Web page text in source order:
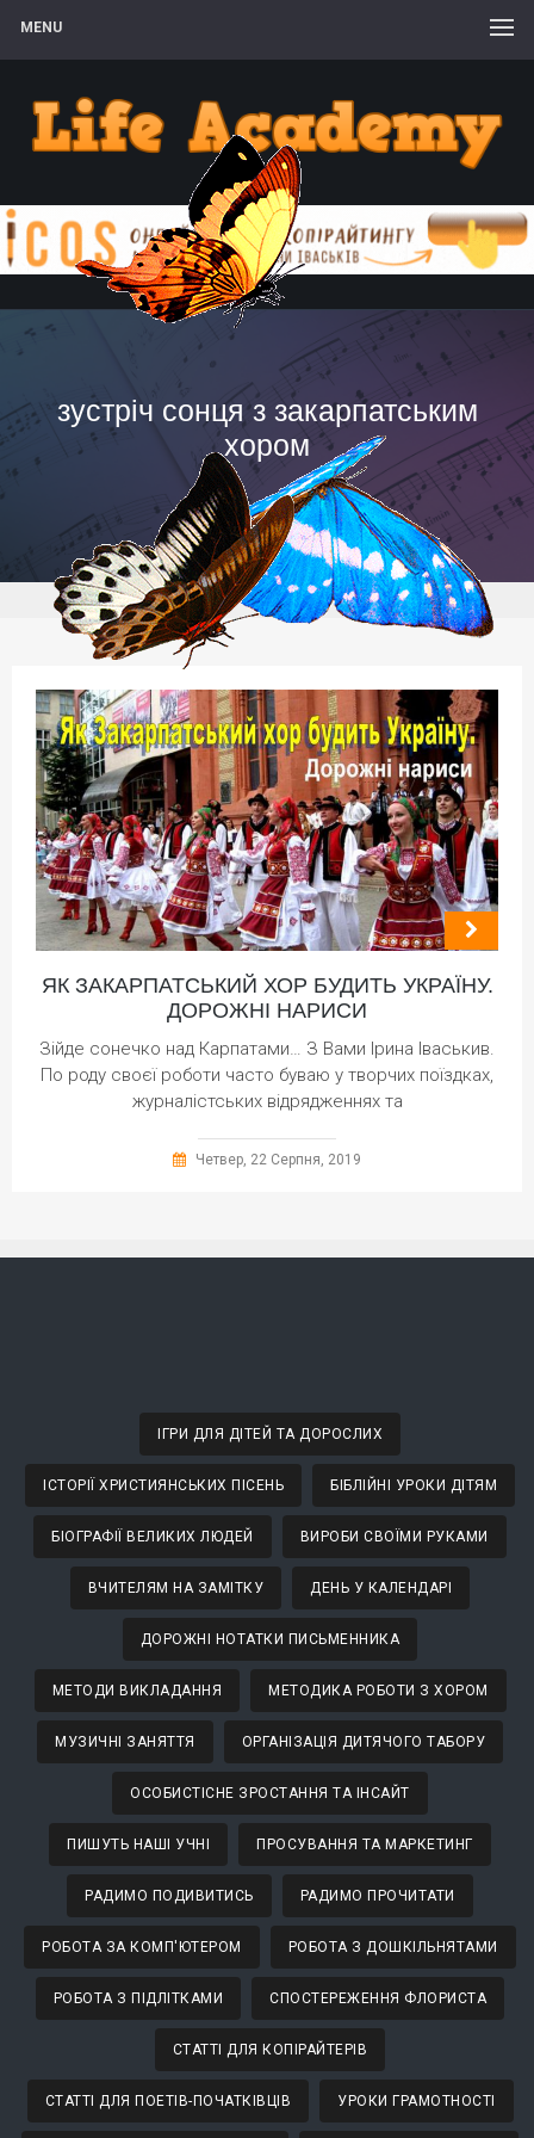
MENU
зустріч сонця з закарпатським
хором
ЯК ЗАКАРПАТСЬКИЙ ХОР БУДИТЬ УКРАЇНУ.
ДОРОЖНІ НАРИСИ
Зійде сонечко над Карпатами… З Вами Ірина Іваськив.
По роду своєї роботи часто буваю у творчих поїздках,
журналістських відрядженнях та
Четвер, 22 Серпня, 2019
ІГРИ ДЛЯ ДІТЕЙ ТА ДОРОСЛИХ
ІСТОРІЇ ХРИСТИЯНСЬКИХ ПІСЕНЬ БІБЛІЙНІ УРОКИ ДІТЯМ
БІОГРАФІЇ ВЕЛИКИХ ЛЮДЕЙ ВИРОБИ СВОЇМИ РУКАМИ
ВЧИТЕЛЯМ НА ЗАМІТКУ ДЕНЬ У КАЛЕНДАРІ
ДОРОЖНІ НОТАТКИ ПИСЬМЕННИКА
МЕТОДИ ВИКЛАДАННЯ МЕТОДИКА РОБОТИ З ХОРОМ
МУЗИЧНІ ЗАНЯТТЯ ОРГАНІЗАЦІЯ ДИТЯЧОГО ТАБОРУ
ОСОБИСТІСНЕ ЗРОСТАННЯ ТА ІНСАЙТ
ПИШУТЬ НАШІ УЧНІ ПРОСУВАННЯ ТА МАРКЕТИНГ
РАДИМО ПОДИВИТИСЬ РАДИМО ПРОЧИТАТИ
РОБОТА ЗА КОМП'ЮТЕРОМ РОБОТА З ДОШКІЛЬНЯТАМИ
РОБОТА З ПІДЛІТКАМИ СПОСТЕРЕЖЕННЯ ФЛОРИСТА
СТАТТІ ДЛЯ КОПІРАЙТЕРІВ
СТАТТІ ДЛЯ ПОЕТІВ-ПОЧАТКІВЦІВ УРОКИ ГРАМОТНОСТІ